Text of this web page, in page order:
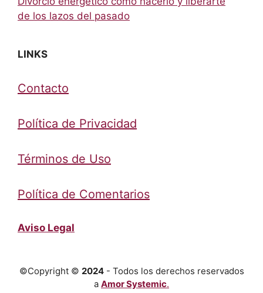
de los lazos del pasado
LINKS
Contacto
Política de Privacidad
Términos de Uso
Política de Comentarios
Aviso Legal
©Copyright © 2024- Todos los derechos reservados
a Amor Systemic.